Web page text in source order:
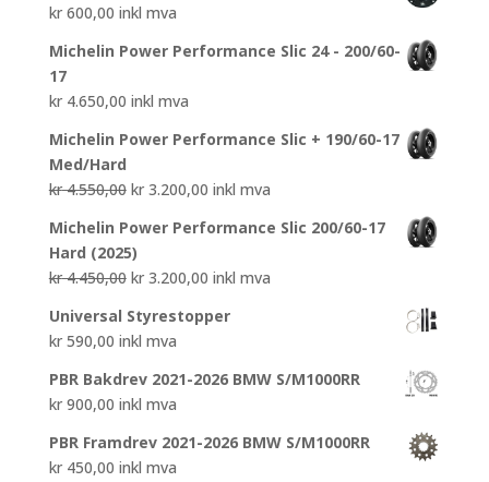
kr600,00 inkl mva
Michelin Power Performance Slic 24 - 200/60-
17
kr4.650,00 inkl mva
Michelin Power Performance Slic + 190/60-17
Med/Hard
kr4.550,00 Opprinnelig
var:
kr 4.550,00.
kr3.200,00Nåværende
er:
inkl mva
Michelin Power Performance Slic 200/60-17
Hard (2025)
kr4.450,00 Opprinnelig
var:
kr 4.450,00.
kr3.200,00Nåværende
er:
inkl mva
Universal Styrestopper
kr590,00 inkl mva
PBR Bakdrev 2021-2026 BMW S/M1000RR
kr900,00 inkl mva
PBR Framdrev 2021-2026 BMW S/M1000RR
kr450,00 inkl mva